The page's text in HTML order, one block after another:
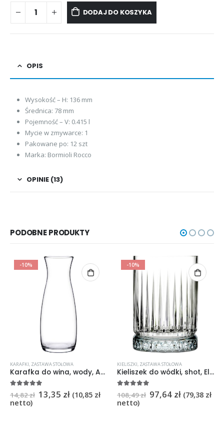
DODAJ DO KOSZYKA
OPIS
Wysokość – H: 136 mm
Średnica: 78 mm
Pojemność – V: 0.415 l
Mycie w zmywarce: 1
Pakowane po: 12 szt
Marka: Bormioli Rocco
OPINIE (13)
PODOBNE PRODUKTY
-10%
KARAFKI ZASTAWA STOŁOWA
Karafka do wina, wody, Amphora, V 500 ml
14,82zł 13,35 zł (10,85 zł
netto)
-10%
KIELISZKI ZASTAWA STOŁOWA
Kieliszek do wódki, shot, Elysia, V 60 ml 12szt.
108,49zł 97,64 zł (79,38 zł
netto)